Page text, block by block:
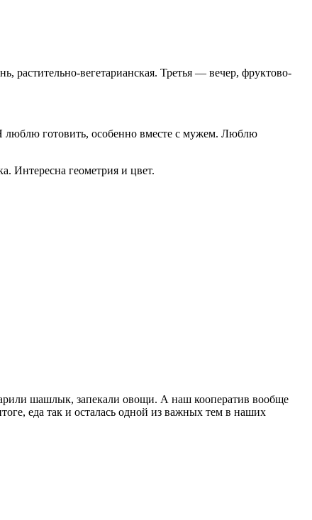
вегетарианская. Третья — вечер, фруктово-
люблю готовить, особенно вместе с мужем. Люблю
Интересна геометрия и цвет.
шашлык, запекали овощи. А наш кооператив вообще
еда так и осталась одной из важных тем в наших